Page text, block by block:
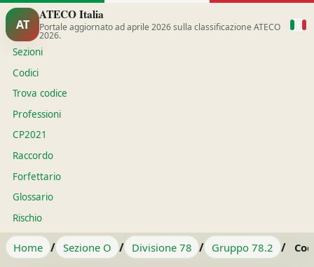
AT
ATECO Italia
Portale aggiornato ad aprile 2026 sulla classificazione ATECO
2026.
Sezioni
Codici
Trova codice
Professioni
CP2021
Raccordo
Forfettario
Glossario
Rischio
Home / Sezione O / Divisione 78 / Gruppo 78.2 /